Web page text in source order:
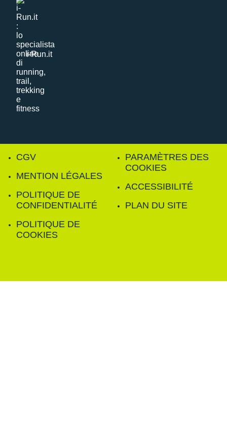
i-Run.it
CGV
MENTION LÉGALES
POLITIQUE DE
CONFIDENTIALITÉ
POLITIQUE DE
COOKIES
PARAMÈTRES DES
COOKIES
ACCESSIBILITÉ
PLAN DU SITE